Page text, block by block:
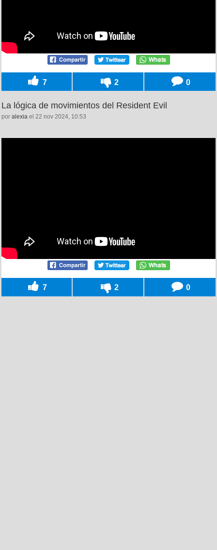
7 2 0
La lógica de movimientos del Resident Evil
por alexia el 22 nov 2024, 10:53
7 2 0